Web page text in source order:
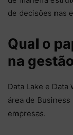
de decisões nas
Qual o
na
Data Lake e
área de
empresas.